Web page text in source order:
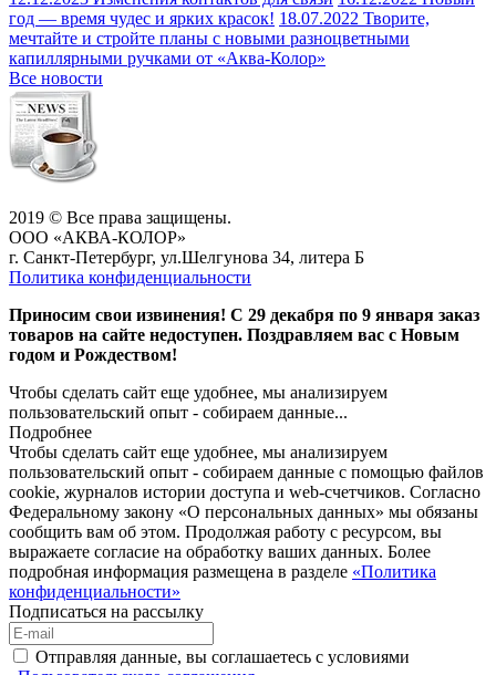
год — время чудес и ярких красок! 18.07.2022 Творите,
мечтайте и стройте планы с новыми разноцветными
капиллярными ручками от «Аква-Колор»
Все новости
2019 © Все права защищены.
ООО «АКВА-КОЛОР»
г. Санкт-Петербург, ул.Шелгунова 34, литера Б
Политика конфиденциальности
Приносим свои извинения! С 29 декабря по 9 января заказ
товаров на сайте недоступен. Поздравляем вас с Новым
годом и Рождеством!
Чтобы сделать сайт еще удобнее, мы анализируем
пользовательский опыт - собираем данные...
Подробнее
Чтобы сделать сайт еще удобнее, мы анализируем
пользовательский опыт - собираем данные с помощью файлов
cookie, журналов истории доступа и web-счетчиков. Согласно
Федеральному закону «О персональных данных» мы обязаны
сообщить вам об этом. Продолжая работу с ресурсом, вы
выражаете согласие на обработку ваших данных. Более
подробная информация размещена в разделе «Политика
конфиденциальности»
Подписаться на рассылку
Отправляя данные, вы соглашаетесь с условиями